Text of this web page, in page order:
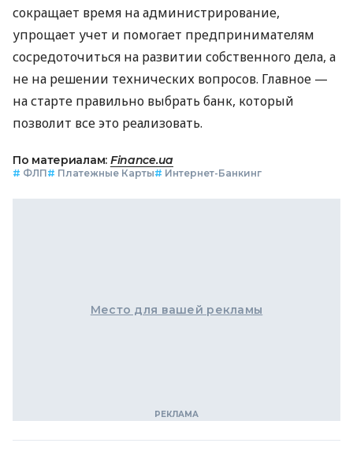
сокращает время на администрирование,
упрощает учет и помогает предпринимателям
сосредоточиться на развитии собственного дела, а
не на решении технических вопросов. Главное —
на старте правильно выбрать банк, который
позволит все это реализовать.
По материалам: Finance.ua
# ФЛП# Платежные Карты# Интернет-Банкинг
Место для вашей рекламы